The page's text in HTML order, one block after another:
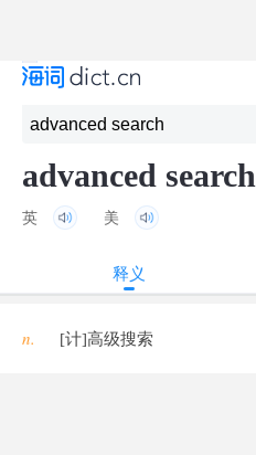
advanced search
英 美
释义
n. [计]高级搜索